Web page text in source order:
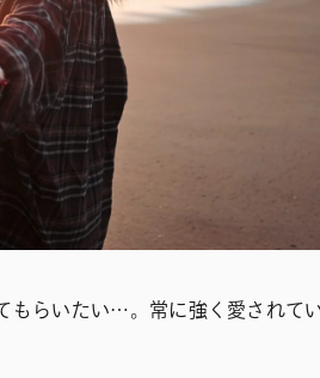
らいたい…。常に強く愛されて